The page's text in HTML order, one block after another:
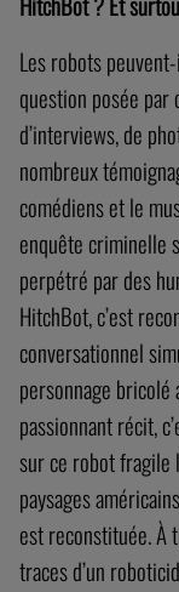
Killing Robots est
inédite dans
tragique de
créé pour étudier
machines, retrouvé
HitchBot ? Et
Les robots peuvent-
question posée par
d’interviews, de
nombreux
comédiens et le
enquête criminelle
perpétré par des
HitchBot, c’est
conversationnel
personnage bricolé